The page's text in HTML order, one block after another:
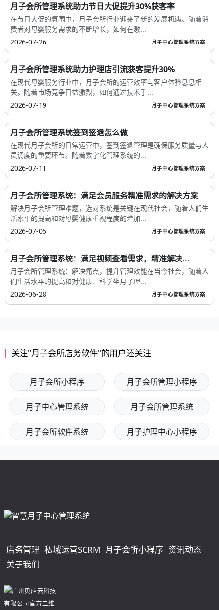
月子会所管理系统助力节日大促提升30%获客率
在节日大促的氛围中，月子会所行业迎来了新的发展机遇。随着消
费者对母婴服务需求的不断增长，如何在激...
2026-07-26
月子中心管理系统方案
月子会所管理系统助力护理店引流获客提升30%
在现代母婴服务行业中，月子会所的运营效率与客户体验息息相
关。随着市场竞争日益激烈，如何通过技术手...
2026-07-19
月子中心管理系统方案
月子会所管理系统签到签退怎么做
在现代月子会所的日常运营中，签到签退管理是确保服务质量与人
员调度的重要环节。随着数字化管理系统的...
2026-07-11
月子中心管理系统方案
月子会所管理系统：满足会员服务精准需求的解决方案
解决月子会所管理难题，选对系统是关键在现代社会，随着人们生
活水平的提高和对母婴健康重视程度的增加...
2026-07-05
月子中心管理系统方案
月子会所管理系统：满足视频查看需求，精准解决...
月子会所管理系统：解决痛点，提升管理效能在当今社会，随着人
们生活水平的提高和对健康、科学坐月子理...
2026-06-28
月子中心管理系统方案
关注"月子会所店务软件"的用户还关注
月子会所小程序 月子会所管理小程序
月子中心管理系统 月子会所管理系统
月子会所软件系统 月子护理中心小程序
店务管理 私域运营SCRM 月子会所小程序 资讯动态
关于我们